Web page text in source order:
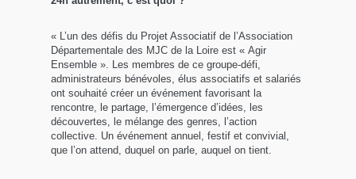
« L’un des défis du Projet Associatif de l’Association
Départementale des MJC de la Loire est « Agir
Ensemble ». Les membres de ce groupe-défi,
administrateurs bénévoles, élus associatifs et salariés
ont souhaité créer un événement favorisant la
rencontre, le partage, l’émergence d’idées, les
découvertes, le mélange des genres, l’action
collective. Un événement annuel, festif et convivial,
que l’on attend, duquel on parle, auquel on tient.